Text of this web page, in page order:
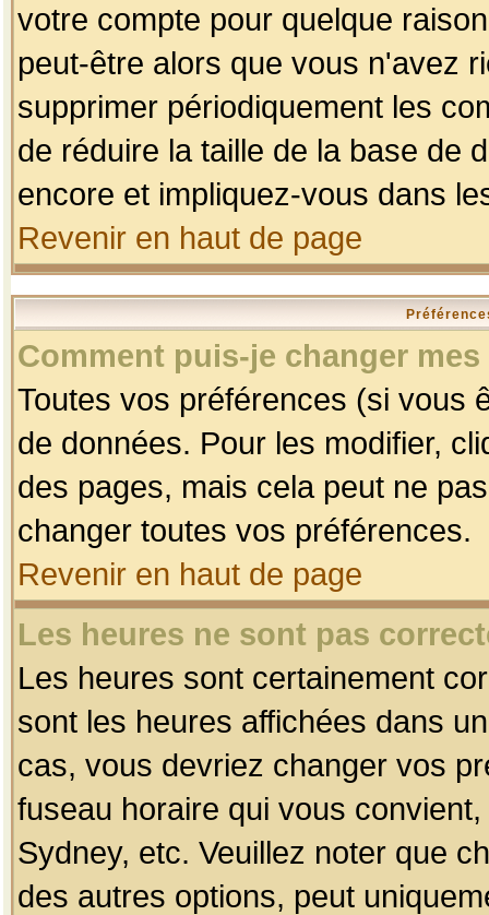
votre compte pour quelque
peut-être alors que vous n'avez
supprimer périodiquement les
de réduire la taille de la base de
encore et impliquez-vous dans
Revenir en haut de page
Comment puis-je changer
Toutes vos préférences (si vous
de données. Pour les modifier,
des pages, mais cela peut ne
changer toutes vos préférences.
Revenir en haut de page
Les heures ne sont pas
Les heures sont certainement
sont les heures affichées dans
cas, vous devriez changer vos
fuseau horaire qui vous
Sydney, etc. Veuillez noter que
des autres options, peut